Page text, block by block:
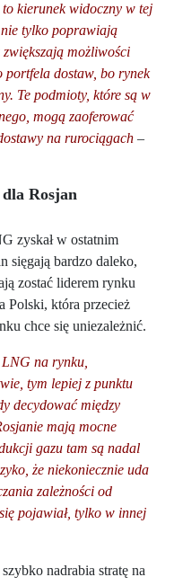
kierunek widoczny w tej
tylko poprawiają
zwiększają możliwości
portfela dostaw, bo rynek
Te podmioty, które są w
mogą zaoferować
na rurociągach –
Rosjan
zyskał w ostatnim
sięgają bardzo daleko,
zostać liderem rynku
Polski, która przecież
chce się uniezależnić.
na rynku,
tym lepiej z punktu
decydować między
mają mocne
gazu tam są nadal
że niekoniecznie uda
zależności od
pojawiał, tylko w innej
nadrabia stratę na